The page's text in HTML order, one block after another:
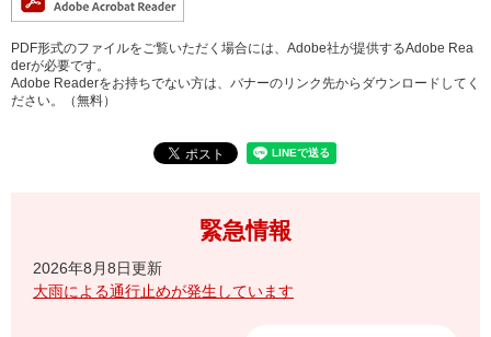
PDF形式のファイルをご覧いただく場合には、Adobe社が提供するAdobe Rea
derが必要です。
Adobe Readerをお持ちでない方は、バナーのリンク先からダウンロードしてく
ださい。（無料）
緊急情報
2026年8月8日更新
大雨による通行止めが発生しています